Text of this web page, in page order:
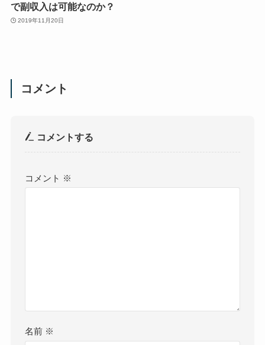
で副収入は可能なのか？
2019年11月20日
コメント
コメントする
コメント ※
名前 ※